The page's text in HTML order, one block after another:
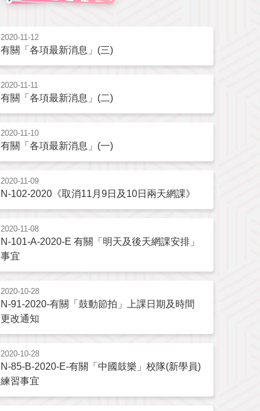
2020-11-12
有關「各項最新消息」(三)
2020-11-11
有關「各項最新消息」(二)
2020-11-10
有關「各項最新消息」(一)
2020-11-09
N-102-2020《取消11月9日及10日兩天網課》
2020-11-08
N-101-A-2020-E 有關「明天及後天網課安排」
事宜
2020-10-28
N-91-2020-有關「鼓動節拍」上課日期及時間
更改通知
2020-10-28
N-85-B-2020-E-有關「中國鼓樂」校隊(新學員)
練習事宜